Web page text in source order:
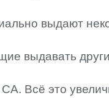
выдают
выдавать
Всё это